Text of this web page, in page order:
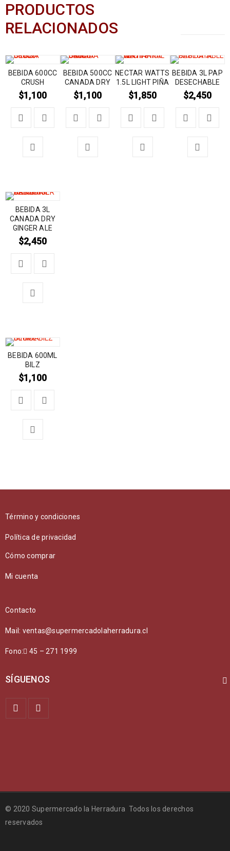
PRODUCTOS
RELACIONADOS
BEBIDA 600CC
CRUSH
$1,100
BEBIDA 500CC
CANADA DRY
$1,100
NECTAR WATTS
1.5L LIGHT PIÑA
$1,850
BEBIDA 3L PAP
DESECHABLE
$2,450
BEBIDA 3L
CANADA DRY
GINGER ALE
$2,450
BEBIDA 600ML
BILZ
$1,100
Término y condiciones
Política de privacidad
Cómo comprar
Mi cuenta
Contacto
Mail: ventas@supermercadolaherradura.cl
Fono: 45 – 271 1999
SÍGUENOS
© 2020 Supermercado la Herradura Todos los derechos
reservados